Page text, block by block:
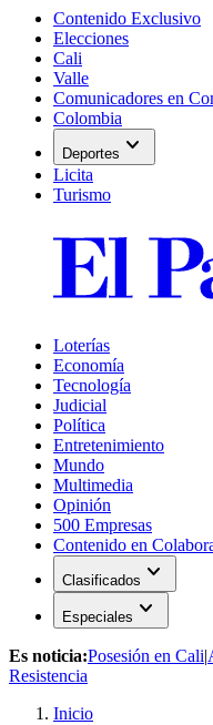
Contenido Exclusivo
Elecciones
Cali
Valle
Comunicadores en
Colombia
Deportes expand_more
Licita
Turismo
Loterías
Economía
Tecnología
Judicial
Política
Entretenimiento
Mundo
Multimedia
Opinión
500 Empresas
Contenido en
Clasificados expand_more
Especiales expand_more
Es noticia:Posesión en Cali|
Resistencia
Inicio